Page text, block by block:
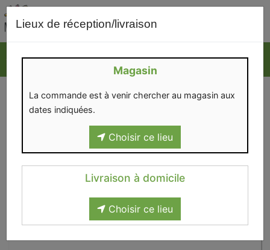
Lieux de réception/livraison
Magasin
La commande est à venir chercher au magasin aux
dates indiquées.
Choisir ce lieu
Livraison à domicile
Choisir ce lieu